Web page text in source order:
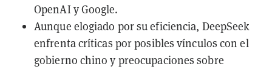
OpenAI y Google.
Aunque elogiado por su eficiencia, DeepSeek
enfrenta críticas por posibles vínculos con el
gobierno chino y preocupaciones sobre